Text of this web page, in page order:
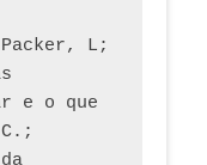
L;
e o que